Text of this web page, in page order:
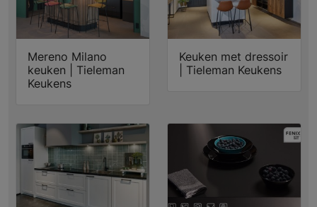
Mereno Milano
keuken | Tieleman
Keukens
Keuken met dressoir
| Tieleman Keukens